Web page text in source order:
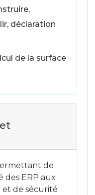
déclaration
de la surface
de
des ERP aux
et de sécurité